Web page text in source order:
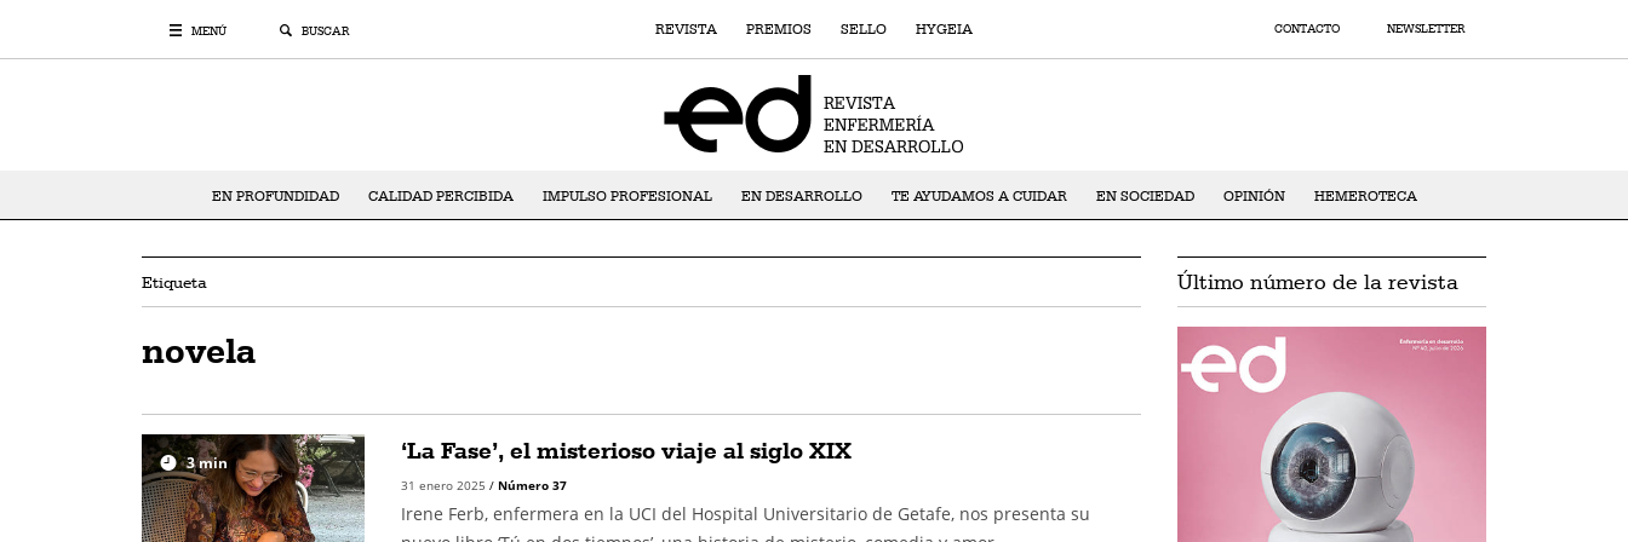
MENÚ BUSCAR REVISTA PREMIOS SELLO HYGEIA CONTACTO NEWSLETTER
EN PROFUNDIDAD CALIDAD PERCIBIDA IMPULSO PROFESIONAL EN DESARROLLO TE AYUDAMOS A CUIDAR EN SOCIEDAD OPINIÓN HEMEROTECA
Etiqueta
novela
3 min ‘La Fase’, el misterioso viaje al siglo XIX
31 enero 2025 / Número 37
Irene Ferb, enfermera en la UCI del Hospital Universitario de Getafe, nos presenta su
Último número de la revista